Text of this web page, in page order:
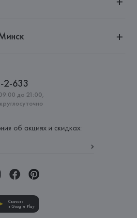
2-633
до 21:00,
об акциях и скидках:
Скачать
в Google Play